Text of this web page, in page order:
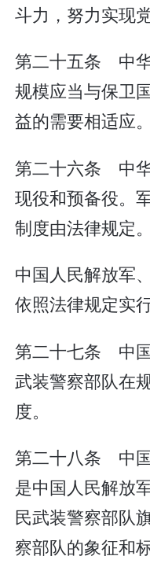
斗力，努力实现
第二十五条 中
规模应当与保卫
益的需要相适应。
第二十六条 中
现役和预备役。
制度由法律规定。
中国人民解放军
依照法律规定实
第二十七条 中
武装警察部队在
度。
第二十八条 中
是中国人民解放
民武装警察部队
察部队的象征和标